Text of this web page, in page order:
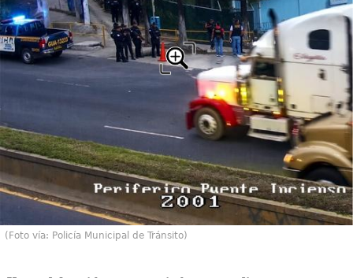
(Foto vía: Policía Municipal de Tránsito)